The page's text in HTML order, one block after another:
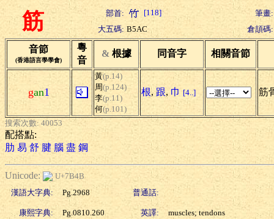
筋 部首: [118]
筆畫:
大五碼: B5AC 倉頡碼:
音節
(香港語言學學會)
粵
音
& 根據 同音字 相關音節
gan1
黃(p.14)
周(p.124)
李(p.11)
何(p.101)
根, 跟, 巾 [4..] 筋
搜索次數: 40053
配搭點:
肋 易 舒 腱 腦 盡 鋼
Unicode:
U+7B4B
漢語大字典:
Pg.2968 普通話:
康熙字典: Pg.0810.260 英譯: muscles; tendons